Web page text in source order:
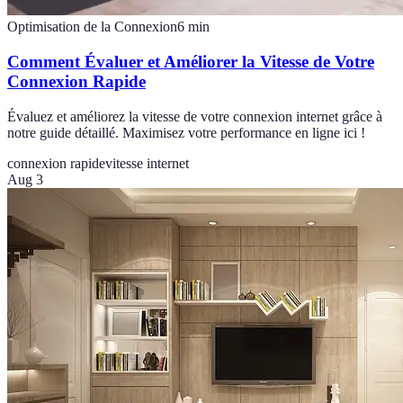
Optimisation de la Connexion6 min
Comment Évaluer et Améliorer la Vitesse de Votre
Connexion Rapide
Évaluez et améliorez la vitesse de votre connexion internet grâce à
notre guide détaillé. Maximisez votre performance en ligne ici !
connexion rapidevitesse internet
Aug 3